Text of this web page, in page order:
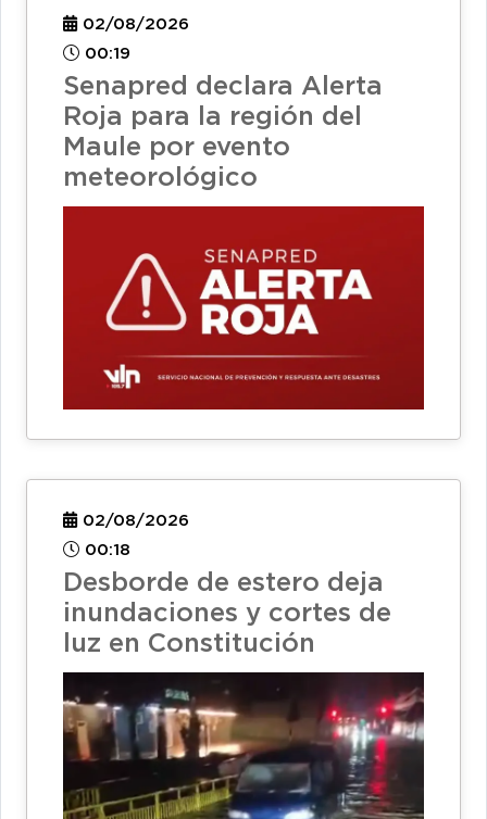
02/08/2026
00:19
Senapred declara Alerta
Roja para la región del
Maule por evento
meteorológico
02/08/2026
00:18
Desborde de estero deja
inundaciones y cortes de
luz en Constitución